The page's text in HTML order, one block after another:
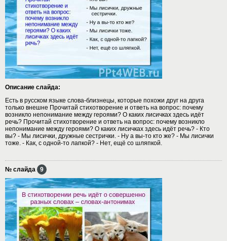
Описание слайда:
Есть в русском языке слова-близнецы, которые похожи друг на друга
только внешне Прочитай стихотворение и ответь на вопрос: почему
возникло непонимание между героями? О каких лисичках здесь идёт
речь? Прочитай стихотворение и ответь на вопрос: почему возникло
непонимание между героями? О каких лисичках здесь идёт речь? - Кто
вы? - Мы лисички, дружные сестрички. - Ну а вы-то кто же? - Мы лисички
тоже. - Как, с одной-то лапкой? - Нет, ещё со шляпкой.
№ слайда 9